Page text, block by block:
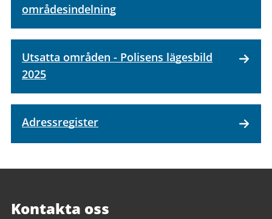
områdesindelning
Utsatta områden - Polisens lägesbild
2025
Adressregister
Kontakta oss